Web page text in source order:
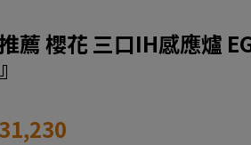
薦 櫻花 三口IH感應爐